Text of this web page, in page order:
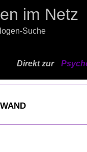
im Netz
Suche
Direkt zur